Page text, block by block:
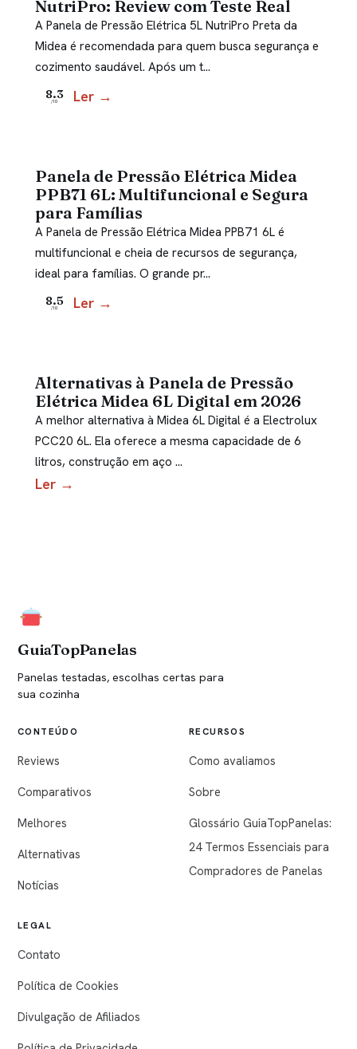
NutriPro: Review com Teste Real
A Panela de Pressão Elétrica 5L NutriPro Preta da
Midea é recomendada para quem busca segurança e
cozimento saudável. Após um t…
8.3
/10 Ler →
Panela de Pressão Elétrica Midea
PPB71 6L: Multifuncional e Segura
para Famílias
A Panela de Pressão Elétrica Midea PPB71 6L é
multifuncional e cheia de recursos de segurança,
ideal para famílias. O grande pr…
8.5
/10 Ler →
Alternativas à Panela de Pressão
Elétrica Midea 6L Digital em 2026
A melhor alternativa à Midea 6L Digital é a Electrolux
PCC20 6L. Ela oferece a mesma capacidade de 6
litros, construção em aço …
Ler →
GuiaTopPanelas
Panelas testadas, escolhas certas para
sua cozinha
CONTEÚDO
Reviews
Comparativos
Melhores
Alternativas
Notícias
RECURSOS
Como avaliamos
Sobre
Glossário GuiaTopPanelas:
24 Termos Essenciais para
Compradores de Panelas
LEGAL
Contato
Política de Cookies
Divulgação de Afiliados